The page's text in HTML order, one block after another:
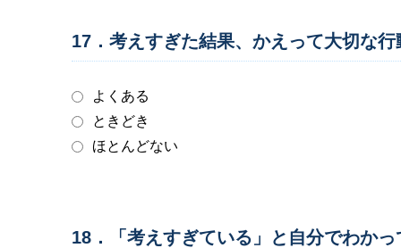
17．考えすぎた結果、かえって大切な
よくある
ときどき
ほとんどない
18．「考えすぎている」と自分でわか